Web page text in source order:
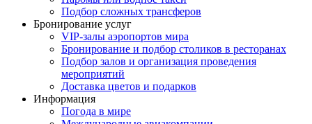
Подбор сложных трансферов
Бронирование услуг
VIP-залы аэропортов мира
Бронирование и подбор столиков в ресторанах
Подбор залов и организация проведения
мероприятий
Доставка цветов и подарков
Информация
Погода в мире